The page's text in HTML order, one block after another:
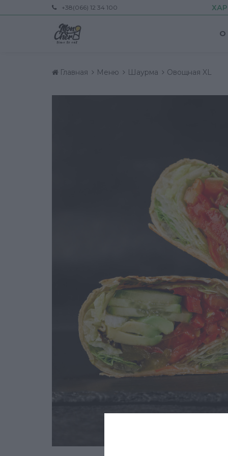
+38(066) 12 34 100
О
Главная Меню Шаурма Овощная XL